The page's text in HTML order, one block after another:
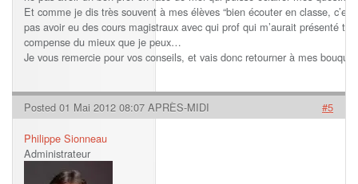
Et comme je dis très souvent à mes élèves “bien écouter en classe,
pas avoir eu des cours magistraux avec qui prof qui m’aurait présenté
compense du mieux que je peux…
Je vous remercie pour vos conseils, et vais donc retourner à mes
Posted 01 Mai 2012 08:07 APRÈS-MIDI #5
Philippe Sionneau
Administrateur